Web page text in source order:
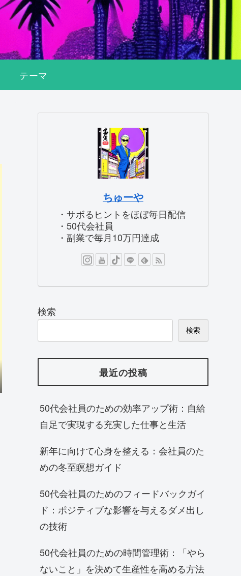
テーマ
ちゅーや
・サボるヒントをほぼ毎日配信
・50代会社員
・副業で毎月10万円達成
検索
検索
最近の投稿
50代会社員のための効率アップ術：自給
自足で実現する充実した仕事と生活
新年に向けて心身を整える：会社員のた
めの冬至瞑想ガイド
50代会社員のためのフィードバックガイ
ド：ポジティブな影響を与えるダメ出し
の技術
50代会社員のための時間管理術：「やら
ないこと」を決めて生産性を高める方法